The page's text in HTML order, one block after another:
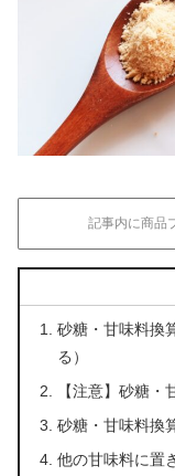
記事内に商品
砂糖・甘味料換
る）
【注意】砂糖
砂糖・甘味料換
他の甘味料に置